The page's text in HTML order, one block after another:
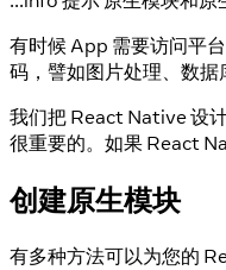
有时候 App 需要访问平
码，譬如图片处理、数据
我们把 React Native 设
很重要的。如果 React
创建原生模块
有多种方法可以为您的